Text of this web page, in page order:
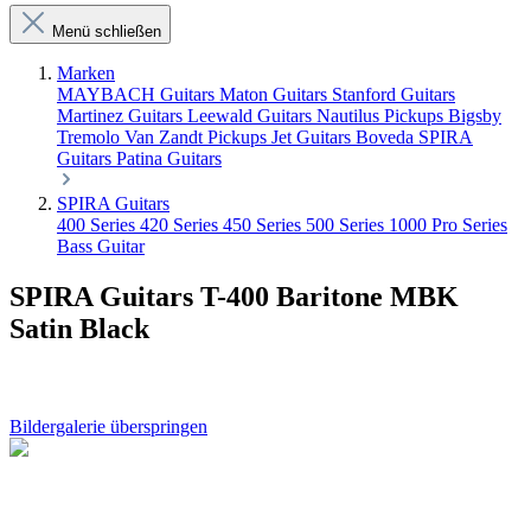
Menü schließen
Marken
MAYBACH Guitars Maton Guitars Stanford Guitars
Martinez Guitars Leewald Guitars Nautilus Pickups Bigsby
Tremolo Van Zandt Pickups Jet Guitars Boveda SPIRA
Guitars Patina Guitars
SPIRA Guitars
400 Series 420 Series 450 Series 500 Series 1000 Pro Series
Bass Guitar
SPIRA Guitars T-400 Baritone MBK
Satin Black
Bildergalerie überspringen